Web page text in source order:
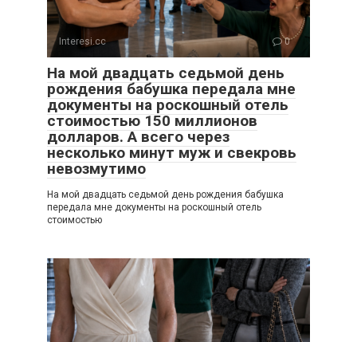
Interesi.cc 0
На мой двадцать седьмой день
рождения бабушка передала мне
документы на роскошный отель
стоимостью 150 миллионов
долларов. А всего через
несколько минут муж и свекровь
невозмутимо
На мой двадцать седьмой день рождения бабушка
передала мне документы на роскошный отель
стоимостью